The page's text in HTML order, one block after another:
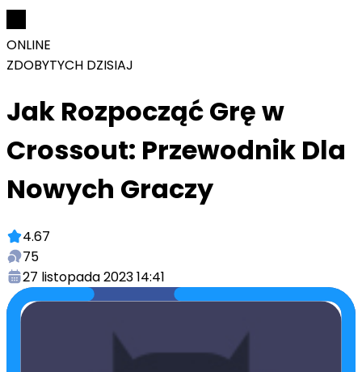
ONLINE
ZDOBYTYCH DZISIAJ
Jak Rozpocząć Grę w
Crossout: Przewodnik Dla
Nowych Graczy
4.67
75
27 listopada 2023 14:41